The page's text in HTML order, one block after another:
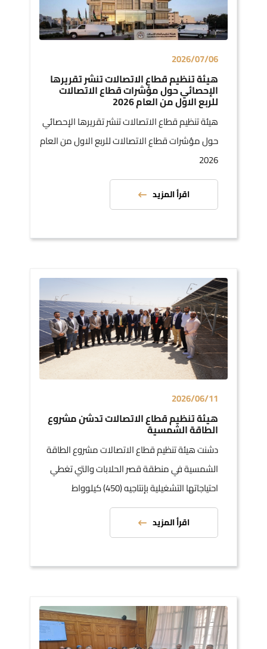
2026/07/06
هيئة تنظيم قطاع الاتصالات تنشر تقريرها
الإحصائي حول مؤشرات قطاع الاتصالات
للربع الاول من العام 2026
هيئة تنظيم قطاع الاتصالات تنشر تقريرها الإحصائي
حول مؤشرات قطاع الاتصالات للربع الاول من العام
2026
اقرأ المزيد
2026/06/11
هيئة تنظيم قطاع الاتصالات تدشن مشروع
الطاقة الشمسية
دشنت هيئة تنظيم قطاع الاتصالات مشروع الطاقة
الشمسية في منطقة قصر الحلابات والتي تغطي
احتياجاتها التشغيلية بإنتاجيه (450) كيلوواط
اقرأ المزيد